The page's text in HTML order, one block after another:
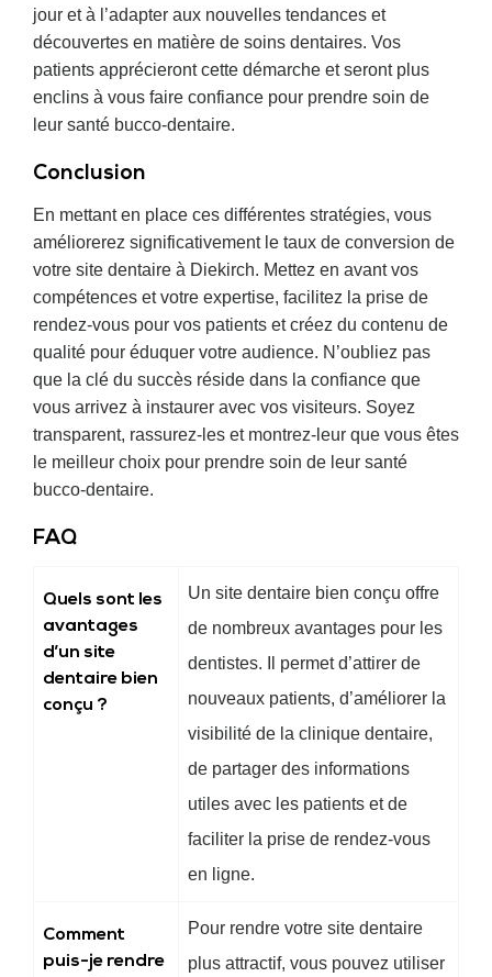
jour et à l’adapter aux nouvelles tendances et
découvertes en matière de soins dentaires. Vos
patients apprécieront cette démarche et seront plus
enclins à vous faire confiance pour prendre soin de
leur santé bucco-dentaire.
Conclusion
En mettant en place ces différentes stratégies, vous
améliorerez significativement le taux de conversion de
votre site dentaire à Diekirch. Mettez en avant vos
compétences et votre expertise, facilitez la prise de
rendez-vous pour vos patients et créez du contenu de
qualité pour éduquer votre audience. N’oubliez pas
que la clé du succès réside dans la confiance que
vous arrivez à instaurer avec vos visiteurs. Soyez
transparent, rassurez-les et montrez-leur que vous êtes
le meilleur choix pour prendre soin de leur santé
bucco-dentaire.
FAQ
Quels sont les
avantages
d’un site
dentaire bien
conçu ?
Un site dentaire bien conçu offre
de nombreux avantages pour les
dentistes. Il permet d’attirer de
nouveaux patients, d’améliorer la
visibilité de la clinique dentaire,
de partager des informations
utiles avec les patients et de
faciliter la prise de rendez-vous
en ligne.
Comment
puis-je rendre
Pour rendre votre site dentaire
plus attractif, vous pouvez utiliser